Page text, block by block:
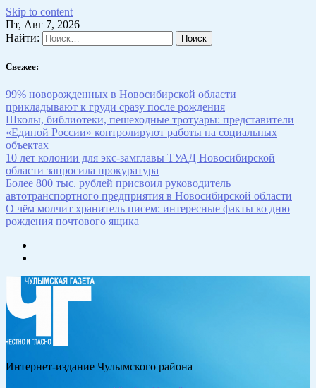
Skip to content
Пт, Авг 7, 2026
Найти:
Свежее:
99% новорожденных в Новосибирской области
прикладывают к груди сразу после рождения
Школы, библиотеки, пешеходные тротуары: представители
«Единой России» контролируют работы на социальных
объектах
10 лет колонии для экс-замглавы ТУАД Новосибирской
области запросила прокуратура
Более 800 тыс. рублей присвоил руководитель
автотранспортного предприятия в Новосибирской области
О чём молчит хранитель писем: интересные факты ко дню
рождения почтового ящика
Интернет-издание Чулымского района